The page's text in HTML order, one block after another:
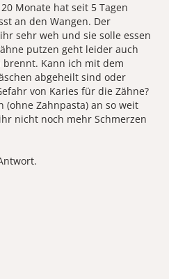
Monate hat seit 5 Tagen
an den Wangen. Der
sehr weh und sie solle essen
putzen geht leider auch
Kann ich mit dem
abgeheilt sind oder
von Karies für die Zähne?
Zahnpasta) an so weit
nicht noch mehr Schmerzen